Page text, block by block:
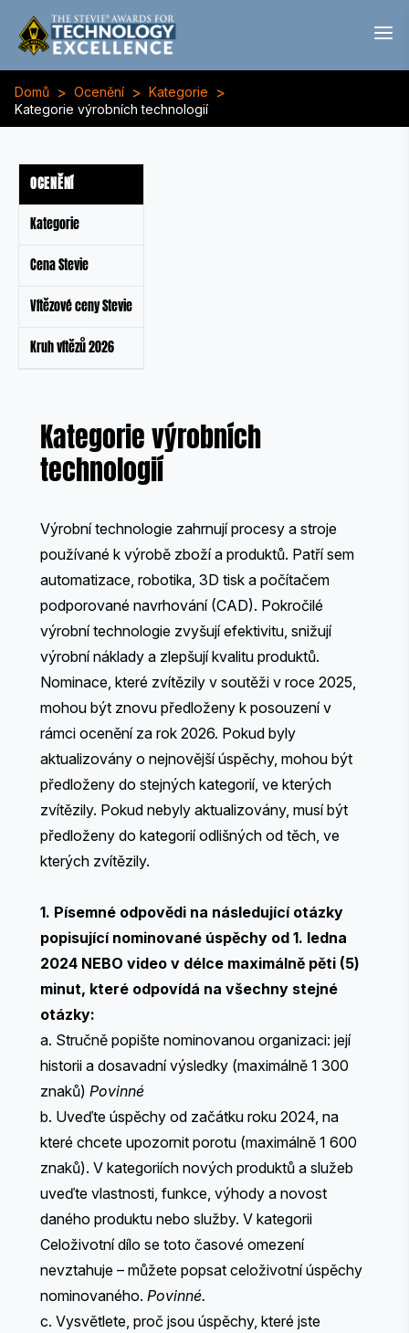
Domů > Ocenění > Kategorie >
Kategorie výrobních technologií
OCENĚNÍ
Kategorie
Cena Stevie
Vítězové ceny Stevie
Kruh vítězů 2026
Kategorie výrobních
technologií
Výrobní technologie zahrnují procesy a stroje
používané k výrobě zboží a produktů. Patří sem
automatizace, robotika, 3D tisk a počítačem
podporované navrhování (CAD). Pokročilé
výrobní technologie zvyšují efektivitu, snižují
výrobní náklady a zlepšují kvalitu produktů.
Nominace, které zvítězily v soutěži v roce 2025,
mohou být znovu předloženy k posouzení v
rámci ocenění za rok 2026. Pokud byly
aktualizovány o nejnovější úspěchy, mohou být
předloženy do stejných kategorií, ve kterých
zvítězily. Pokud nebyly aktualizovány, musí být
předloženy do kategorií odlišných od těch, ve
kterých zvítězily.
1. Písemné odpovědi na následující otázky
popisující nominované úspěchy od 1. ledna
2024 NEBO video v délce maximálně pěti (5)
minut, které odpovídá na všechny stejné
otázky:
a. Stručně popište nominovanou organizaci: její
historii a dosavadní výsledky (maximálně 1 300
znaků) Povinné
b. Uveďte úspěchy od začátku roku 2024, na
které chcete upozornit porotu (maximálně 1 600
znaků). ​​V kategoriích nových produktů a služeb
uveďte vlastnosti, funkce, výhody a novost
daného produktu nebo služby. V kategorii
Celoživotní dílo se toto časové omezení
nevztahuje – můžete popsat celoživotní úspěchy
nominovaného. Povinné.
c. Vysvětlete, proč jsou úspěchy, které jste